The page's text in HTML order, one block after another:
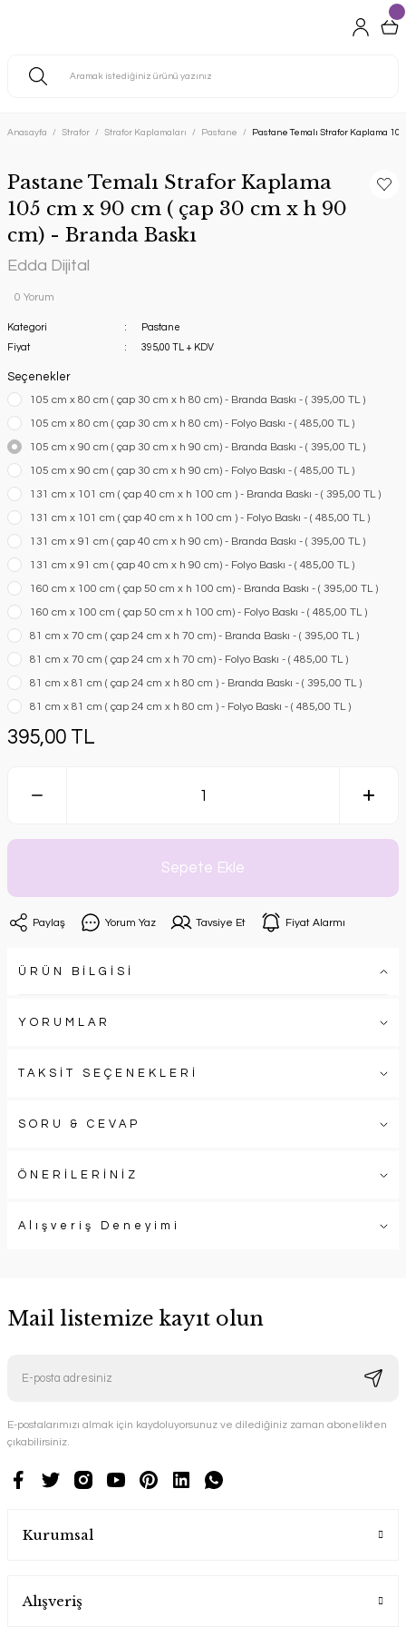
Anasayfa Strafor Strafor Kaplamaları Pastane Pastane Temalı Strafor Kaplama
Pastane Temalı Strafor Kaplama
105 cm x 90 cm ( çap 30 cm x h 90
cm) - Branda Baskı
Edda Dijital
0 Yorum
Kategori
Pastane
Fiyat
395,00 TL + KDV
Seçenekler
105 cm x 80 cm ( çap 30 cm x h 80 cm) - Branda Baskı - ( 395,00 TL )
105 cm x 80 cm ( çap 30 cm x h 80 cm) - Folyo Baskı - ( 485,00 TL )
105 cm x 90 cm ( çap 30 cm x h 90 cm) - Branda Baskı - ( 395,00 TL )
105 cm x 90 cm ( çap 30 cm x h 90 cm) - Folyo Baskı - ( 485,00 TL )
131 cm x 101 cm ( çap 40 cm x h 100 cm ) - Branda Baskı - ( 395,00 TL )
131 cm x 101 cm ( çap 40 cm x h 100 cm ) - Folyo Baskı - ( 485,00 TL )
131 cm x 91 cm ( çap 40 cm x h 90 cm) - Branda Baskı - ( 395,00 TL )
131 cm x 91 cm ( çap 40 cm x h 90 cm) - Folyo Baskı - ( 485,00 TL )
160 cm x 100 cm ( çap 50 cm x h 100 cm) - Branda Baskı - ( 395,00 TL )
160 cm x 100 cm ( çap 50 cm x h 100 cm) - Folyo Baskı - ( 485,00 TL )
81 cm x 70 cm ( çap 24 cm x h 70 cm) - Branda Baskı - ( 395,00 TL )
81 cm x 70 cm ( çap 24 cm x h 70 cm) - Folyo Baskı - ( 485,00 TL )
81 cm x 81 cm ( çap 24 cm x h 80 cm ) - Branda Baskı - ( 395,00 TL )
81 cm x 81 cm ( çap 24 cm x h 80 cm ) - Folyo Baskı - ( 485,00 TL )
395,00 TL
Sepete Ekle
Paylaş Yorum Yaz Tavsiye Et Fiyat Alarmı
ÜRÜN BİLGİSİ
YORUMLAR
TAKSİT SEÇENEKLERİ
SORU & CEVAP
ÖNERİLERİNİZ
Alışveriş Deneyimi
Mail listemize kayıt olun
E-postalarımızı almak için kaydoluyorsunuz ve dilediğiniz zaman abonelikten
çıkabilirsiniz.
Kurumsal
Alışveriş